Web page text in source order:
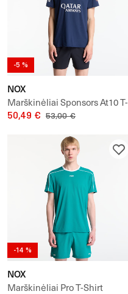
-5 %
NOX
Marškinėliai Sponsors At10 T-
Shirt
50,49 € 53,00 €
-14 %
NOX
Marškinėliai Pro T-Shirt